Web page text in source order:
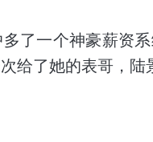
了一个神豪薪资
给了她的表哥，